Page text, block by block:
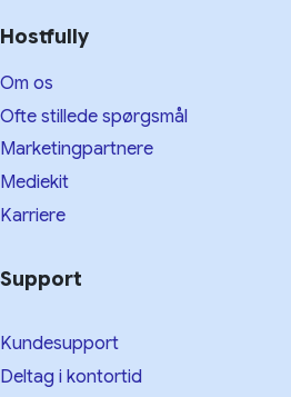
Hostfully
Om os
Ofte stillede spørgsmål
Marketingpartnere
Mediekit
Karriere
Support
Kundesupport
Deltag i kontortid